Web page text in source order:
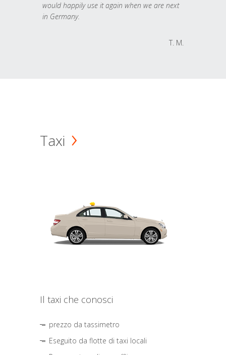
would happily use it again when we are next
in Germany.
T. M.
Taxi
Il taxi che conosci
prezzo da tassimetro
Eseguito da flotte di taxi locali